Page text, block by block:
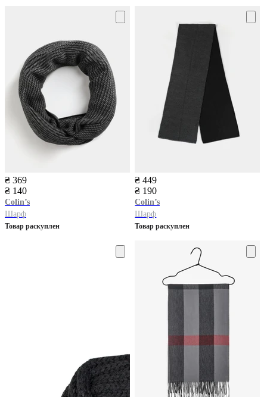
₴ 369
₴ 140
Colin’s
Шарф
Товар раскуплен
₴ 449
₴ 190
Colin’s
Шарф
Товар раскуплен